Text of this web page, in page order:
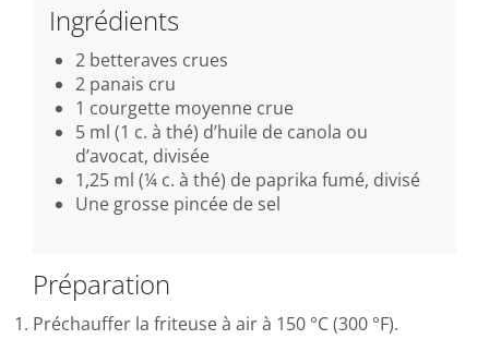
Ingrédients
2 betteraves crues
2 panais cru
1 courgette moyenne crue
5 ml (1 c. à thé) d’huile de canola ou
d’avocat, divisée
1,25 ml (¼ c. à thé) de paprika fumé, divisé
Une grosse pincée de sel
Préparation
Préchauffer la friteuse à air à 150 °C (300 °F).